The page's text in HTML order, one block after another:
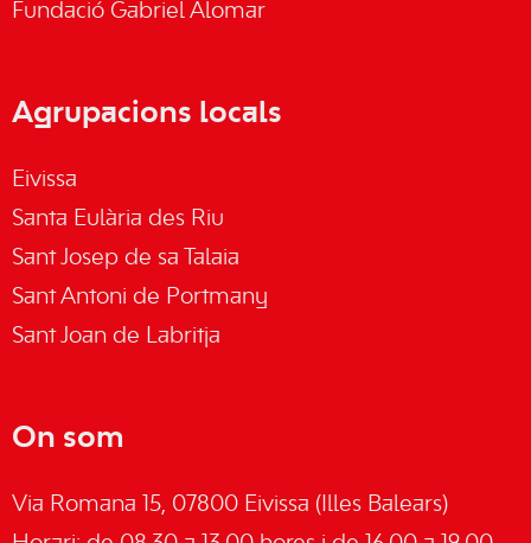
Fundació Gabriel Alomar
Agrupacions locals
Eivissa
Santa Eulària des Riu
Sant Josep de sa Talaia
Sant Antoni de Portmany
Sant Joan de Labritja
On som
Via Romana 15, 07800 Eivissa (Illes Balears)